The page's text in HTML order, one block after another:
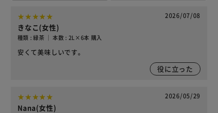
2026/07/08
きなこ(女性)
種類 : 緑茶 ｜ 本数 : 2L×6本 購入
安くて美味しいです。
役に立った
2026/05/29
Nana(女性)